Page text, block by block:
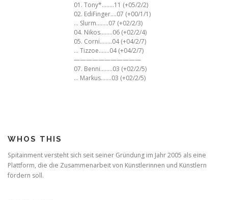
01. Tony*……..11 (+05/2/2)
02. EdiFinger….07 (+00/1/1)
… Slurm……..07 (+02/2/3)
04. Nikos……..06 (+02/2/4)
05. Corni……..04 (+04/2/7)
… Tizzoe…….04 (+04/2/7)
———————————
07. Benni……..03 (+02/2/5)
… Markus…….03 (+02/2/5)
WHOS THIS
Spitainment versteht sich seit seiner Gründung im Jahr 2005 als eine
Plattform, die die Zusammenarbeit von Künstlerinnen und Künstlern
fördern soll.